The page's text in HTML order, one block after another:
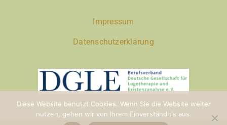
Impressum
Datenschutzerklärung
Diese Website benutzt Cookies. Wenn Sie die Website weiter
nutzen, gehen wir von Ihrem Einverständnis aus.